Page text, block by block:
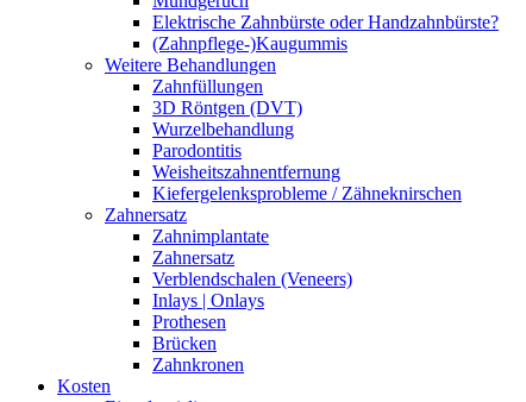
Elektrische Zahnbürste oder Handzahnbürste?
(Zahnpflege-)Kaugummis
Weitere Behandlungen
Zahnfüllungen
3D Röntgen (DVT)
Wurzelbehandlung
Parodontitis
Weisheitszahnentfernung
Kiefergelenksprobleme / Zähneknirschen
Zahnersatz
Zahnimplantate
Zahnersatz
Verblendschalen (Veneers)
Inlays | Onlays
Prothesen
Brücken
Zahnkronen
Kosten